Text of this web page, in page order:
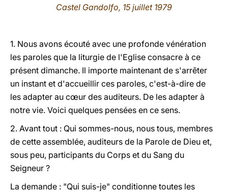
Castel Gandolfo, 15 juillet 1979
1. Nous avons écouté avec une profonde vénération
les paroles que la liturgie de l'Eglise consacre à ce
présent dimanche. Il importe maintenant de s'arrêter
un instant et d'accueillir ces paroles, c'est-à-dire de
les adapter au cœur des auditeurs. De les adapter à
notre vie. Voici quelques pensées en ce sens.
2. Avant tout : Qui sommes-nous, nous tous, membres
de cette assemblée, auditeurs de la Parole de Dieu et,
sous peu, participants du Corps et du Sang du
Seigneur ?
La demande : "Qui suis-je" conditionne toutes les